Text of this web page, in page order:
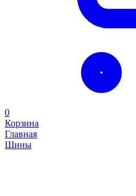
0
Корзина
Главная
Шины